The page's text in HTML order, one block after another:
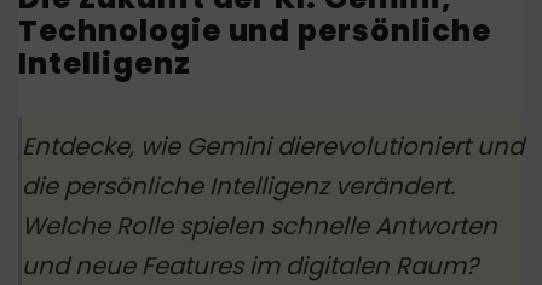
Technologie und persönliche
Intelligenz
Entdecke, wie Gemini dierevolutioniert und
die persönliche Intelligenz verändert.
Welche Rolle spielen schnelle Antworten
und neue Features im digitalen Raum?